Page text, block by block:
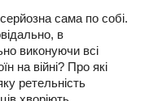
сама по собі.
в
виконуючи всі
на війні? Про які
ретельність